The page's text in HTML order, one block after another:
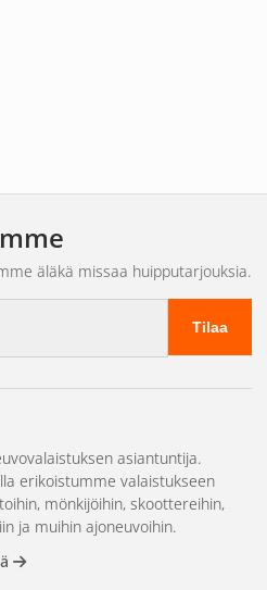
äläkä missaa huipputarjouksia.
Tilaa
asiantuntija.
erikoistumme valaistukseen
mönkijöihin, skoottereihin,
ja muihin ajoneuvoihin.